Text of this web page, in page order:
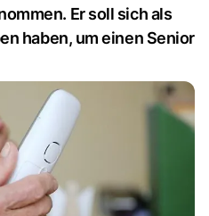
Er soll sich als
haben, um einen Senior